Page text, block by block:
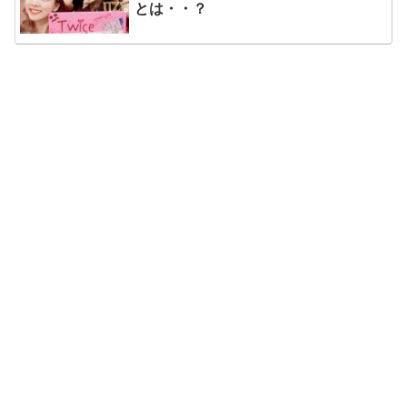
とは・・？